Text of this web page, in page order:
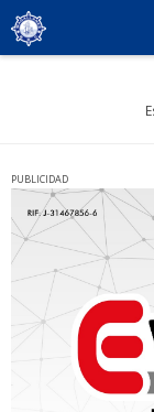
PUBLICIDAD